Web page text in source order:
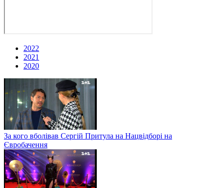
2022
2021
2020
За кого вболівав Сергій Притула на Нацвідборі на
Євробачення